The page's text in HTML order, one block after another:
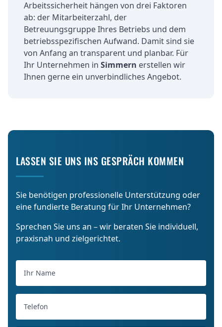
Arbeitssicherheit hängen von drei Faktoren
ab: der Mitarbeiterzahl, der
Betreuungsgruppe Ihres Betriebs und dem
betriebsspezifischen Aufwand. Damit sind sie
von Anfang an transparent und planbar. Für
Ihr Unternehmen in Simmern erstellen wir
Ihnen gerne ein unverbindliches Angebot.
LASSEN SIE UNS INS GESPRÄCH KOMMEN
Sie benötigen professionelle Unterstützung oder
eine fundierte Beratung für Ihr Unternehmen?
Sprechen Sie uns an – wir beraten Sie individuell,
praxisnah und zielgerichtet.